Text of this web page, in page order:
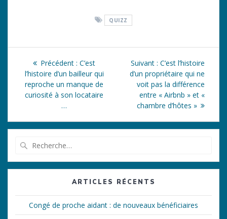
QUIZZ
Navigation
l’article
Précédent : Article
précédent
:
C’est
l’histoire d’un bailleur qui
reproche un manque de
curiosité à son locataire
…
Suivant : Article
suivant
:
C’est l’histoire
d’un propriétaire qui ne
voit pas la différence
entre « Airbnb » et «
chambre d’hôtes »
:
ARTICLES RÉCENTS
Congé de proche aidant : de nouveaux bénéficiaires